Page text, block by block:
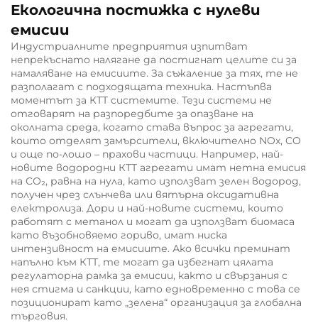
Екологична постижка с нулеви
емисии
Индустриалните предприятия изпитват
непрекъснато налягане да постигнат целите си за
намаляване на емисиите. За съжаление за тях, те не
разполагат с подходящата техника. Настъпва
моментът за КТТ системите. Тези системи не
отговарят на разпоредбите за опазване на
околната среда, когато става въпрос за агрегати,
които отделят замърсители, включително NOx, CO
и още по-лошо – прахови частици. Например, най-
новите водородни КТТ агрегати имат нетна емисия
на CO₂, равна на нула, като използват зелен водород,
получен чрез слънчева или вятърна оксидативна
електролиза. Дори и най-новите системи, които
работят с метанол и могат да използват биомаса
като възобновяемо гориво, имат ниска
интензивност на емисиите. Ако всички преминат
напълно към КТТ, те могат да избегнат цялата
регулаторна рамка за емисии, както и свързания с
нея стигма и санкции, като едновременно с това се
позиционират като „зелена“ организация за глобална
търговия.